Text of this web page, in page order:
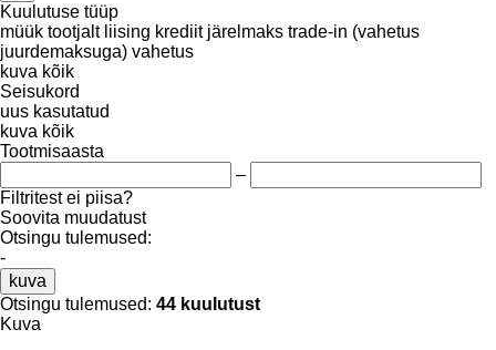
Kuulutuse tüüp
müük tootjalt liising krediit järelmaks trade-in (vahetus
juurdemaksuga) vahetus
kuva kõik
Seisukord
uus kasutatud
kuva kõik
Tootmisaasta
–
Filtritest ei piisa?
Soovita muudatust
Otsingu tulemused:
-
kuva
Otsingu tulemused: 44 kuulutust
Kuva